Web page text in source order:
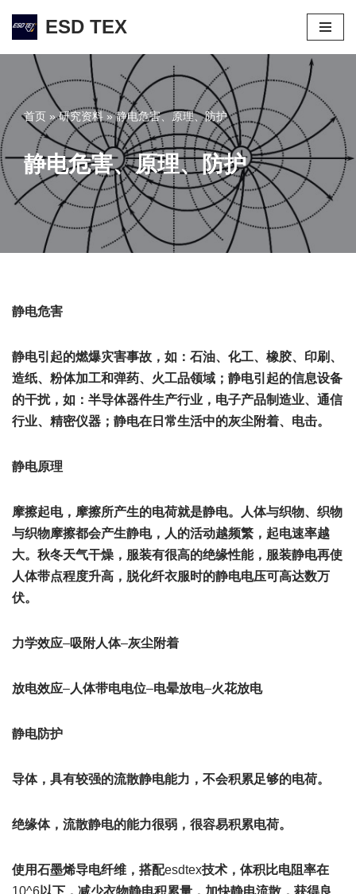
跳
文
ESD TEX
首页 »研究资料 »静电危害、原理、防护
静电危害、原理、防护
静电危害
静电引起的燃爆灾害事故，如：石油、化工、橡胶、印刷、
造纸、粉体加工和弹药、火工品领域；静电引起的信息设备
的干扰，如：半导体器件生产行业，电子产品制造业、通信
行业、精密仪器；静电在日常生活中的灰尘附着、电击。
静电原理
摩擦起电，摩擦所产生的电荷就是静电。人体与织物、织物
与织物摩擦都会产生静电，人的活动越频繁，起电速率越
大。秋冬天气干燥，服装有很高的绝缘性能，服装静电再使
人体带点程度升高，脱化纤衣服时的静电电压可高达数万
伏。
力学效应–吸附人体–灰尘附着
放电效应–人体带电电位–电晕放电–火花放电
静电防护
导体，具有较强的流散静电能力，不会积累足够的电荷。
绝缘体，流散静电的能力很弱，很容易积累电荷。
使用石墨烯导电纤维，搭配esdtex技术，体积比电阻率在
10^6以下，减少衣物静电积累量，加快静电流散，获得良